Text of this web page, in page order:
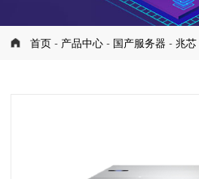
首页 - 产品中心 - 国产服务器 -兆芯